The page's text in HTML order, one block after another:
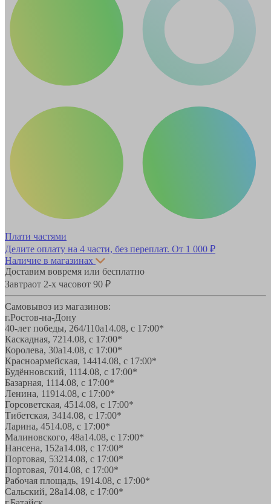
Плати частями
Делите оплату на 4 части, без переплат. От 1 000 ₽
Наличие в магазинах
Доставим вовремя или бесплатно
Завтраот 2-х часовот 90 ₽
Самовывоз из магазинов:
г.Ростов-на-Дону
40-лет победы, 264/110а14.08, с 17:00*
Каскадная, 7214.08, с 17:00*
Королева, 30а14.08, с 17:00*
Красноармейская, 14414.08, с 17:00*
Будённовский, 1114.08, с 17:00*
Базарная, 1114.08, с 17:00*
Ленина, 11914.08, с 17:00*
Горсоветская, 4514.08, с 17:00*
Тибетская, 3414.08, с 17:00*
Ларина, 4514.08, с 17:00*
Малиновского, 48а14.08, с 17:00*
Нансена, 152а14.08, с 17:00*
Портовая, 53214.08, с 17:00*
Портовая, 7014.08, с 17:00*
Рабочая площадь, 1914.08, с 17:00*
Сальский, 28a14.08, с 17:00*